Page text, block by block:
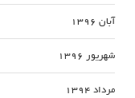
آبان 1396
شهریور 1396
مرداد 1394